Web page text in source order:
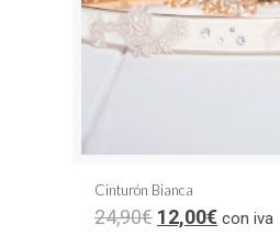
Cinturón Bianca
24,90€ 12,00€ con iva